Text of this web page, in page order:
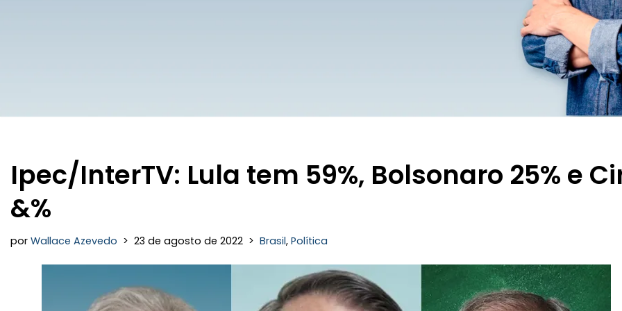
Ipec/InterTV: Lula tem 59%, Bolsonaro 25% e
&%
por Wallace Azevedo 23 de agosto de 2022 Brasil, Política